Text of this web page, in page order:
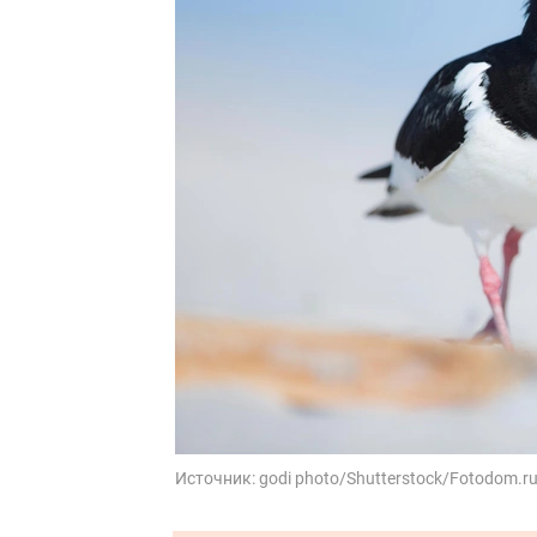
Источник:godi photo/Shutterstock/Fotodom.ru